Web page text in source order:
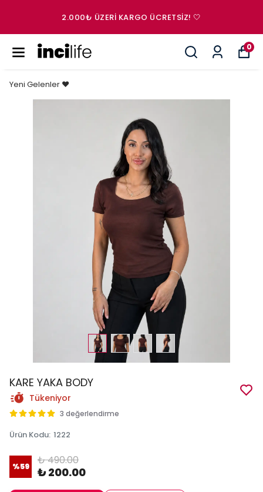
2.000₺ ÜZERI KARGO ÜCRETSIZ! 🤍
0
Yeni Gelenler ❤️
KARE YAKA BODY
Tükeniyor
3 değerlendirme
Ürün Kodu: 1222
%59 ₺ 490.00
₺ 200.00